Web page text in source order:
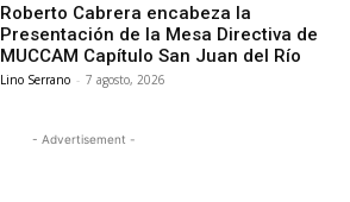
Roberto Cabrera encabeza la
Presentación de la Mesa Directiva de
MUCCAM Capítulo San Juan del Río
Lino Serrano - 7 agosto, 2026
- Advertisement -